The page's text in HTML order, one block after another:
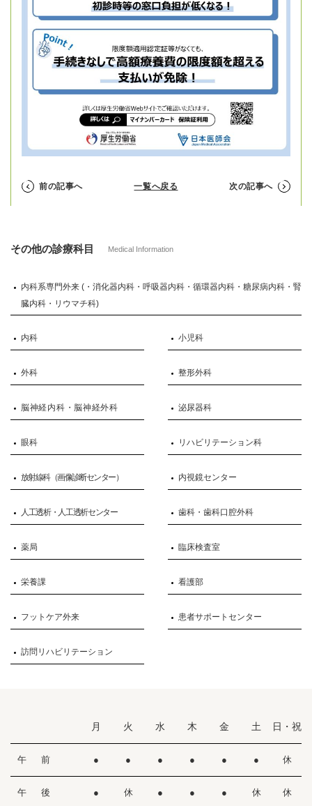
前の記事へ 一覧へ戻る 次の記事へ
その他の診療科目 Medical Information
内科系専門外来 (・消化器内科・呼吸器内科・循環器内科・糖尿病内科・腎
臓内科・リウマチ科)
内科 小児科
外科 整形外科
脳神経内科・脳神経外科 泌尿器科
眼科 リハビリテーション科
放射線科（画像診断センター） 内視鏡センター
人工透析・人工透析センター 歯科・歯科口腔外科
薬局 臨床検査室
栄養課 看護部
フットケア外来 患者サポートセンター
訪問リハビリテーション
月 火 水 木 金 土 日・祝
午 前 ● ● ● ● ● ● 休
午 後 ● 休 ● ● ● 休 休